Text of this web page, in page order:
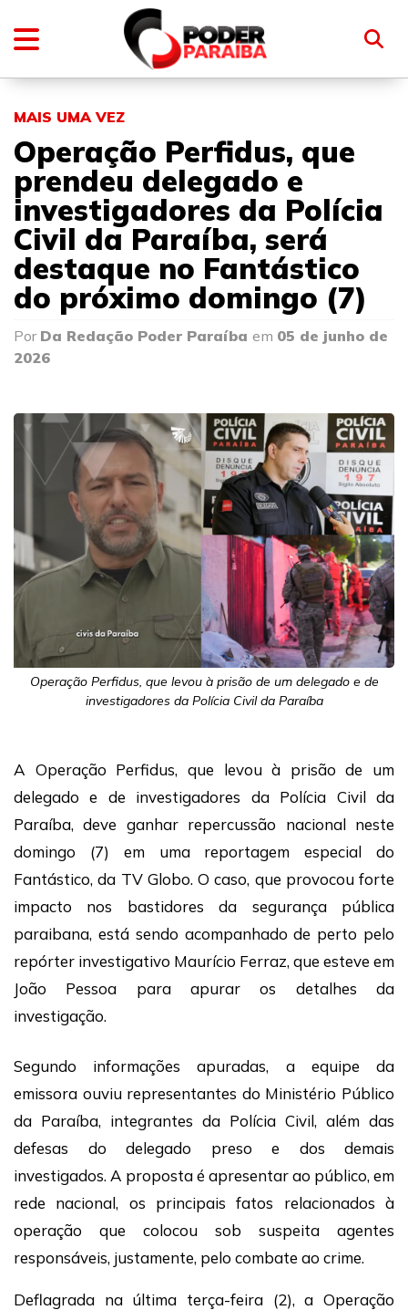
MAIS UMA VEZ
Operação Perfidus, que
prendeu delegado e
investigadores da Polícia
Civil da Paraíba, será
destaque no Fantástico
do próximo domingo (7)
Por Da Redação Poder Paraíba em 05 de junho de
2026
Operação Perfidus, que levou à prisão de um delegado e de
investigadores da Polícia Civil da Paraíba
A Operação Perfidus, que levou à prisão de um
delegado e de investigadores da Polícia Civil da
Paraíba, deve ganhar repercussão nacional neste
domingo (7) em uma reportagem especial do
Fantástico, da TV Globo. O caso, que provocou forte
impacto nos bastidores da segurança pública
paraibana, está sendo acompanhado de perto pelo
repórter investigativo Maurício Ferraz, que esteve em
João Pessoa para apurar os detalhes da
investigação.
Segundo informações apuradas, a equipe da
emissora ouviu representantes do Ministério Público
da Paraíba, integrantes da Polícia Civil, além das
defesas do delegado preso e dos demais
investigados. A proposta é apresentar ao público, em
rede nacional, os principais fatos relacionados à
operação que colocou sob suspeita agentes
responsáveis, justamente, pelo combate ao crime.
Deflagrada na última terça-feira (2), a Operação